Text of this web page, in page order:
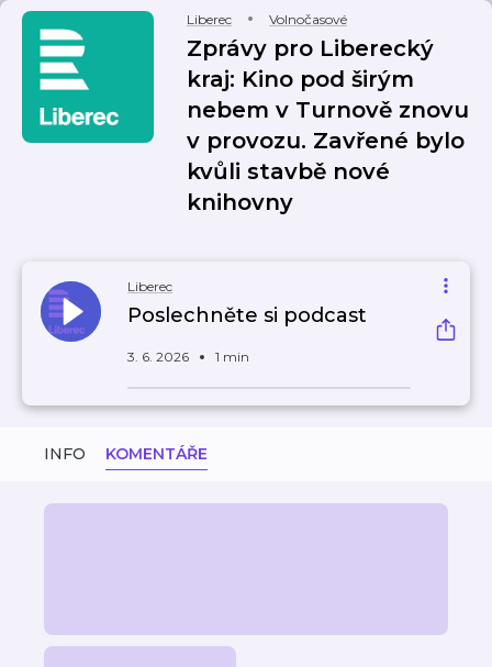
Liberec Volnočasové
Zprávy pro Liberecký
kraj: Kino pod širým
nebem v Turnově znovu
v provozu. Zavřené bylo
kvůli stavbě nové
knihovny
Liberec
Poslechněte si podcast
3. 6. 2026 1 min
INFO KOMENTÁŘE